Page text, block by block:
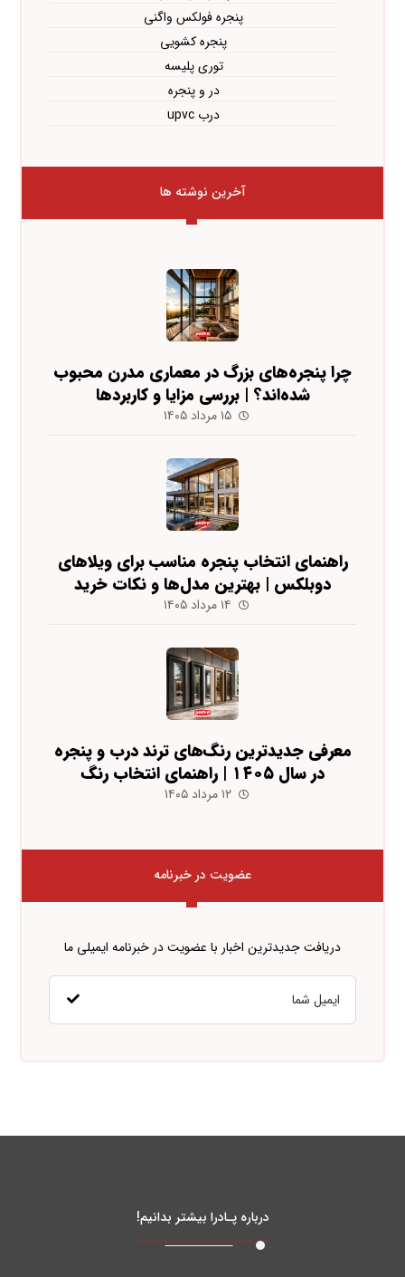
پنجره فولکس واگنی
پنجره کشویی
توری پلیسه
در و پنجره
درب upvc
آخرین نوشته ها
چرا پنجره‌های بزرگ در معماری مدرن محبوب
شده‌اند؟ | بررسی مزایا و کاربردها
۱۵ مرداد ۱۴۰۵
راهنمای انتخاب پنجره مناسب برای ویلاهای
دوبلکس | بهترین مدل‌ها و نکات خرید
۱۴ مرداد ۱۴۰۵
معرفی جدیدترین رنگ‌های ترند درب و پنجره
در سال ۱۴۰۵ | راهنمای انتخاب رنگ
۱۲ مرداد ۱۴۰۵
عضویت در خبرنامه
دریافت جدیدترین اخبار با عضویت در خبرنامه ایمیلی ما
درباره پـادرا بیشتر بدانیم!